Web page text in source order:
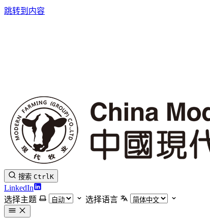
跳转到内容
搜索 CtrlK
LinkedIn
选择主题
选择语言